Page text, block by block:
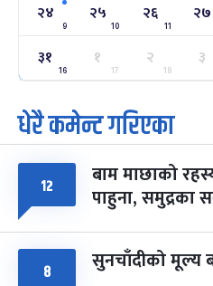
सोम फाल्गुन २४, २०८३- Mar 8, 2027
२५
मंगल
ग्याल्पो ल्होसार
फाल्गुन २५, २०८३ Mar 9, 2027
७
आइत
पूर्णिमा व्रत
चैत्र ७, २०८३-Mar 21, 2027
८ फागुपूर्णिमा
चैत्र ८, २०८३-Mar 22, 2027
२४
9
२५
10
२६
11
२७
३१
16
१
17
२
18
३
धेरै कमेन्ट गरिएका
१२ बाम माछाको
पाहुना, समुद्रका
८ सुनचाँदीको मूल्य